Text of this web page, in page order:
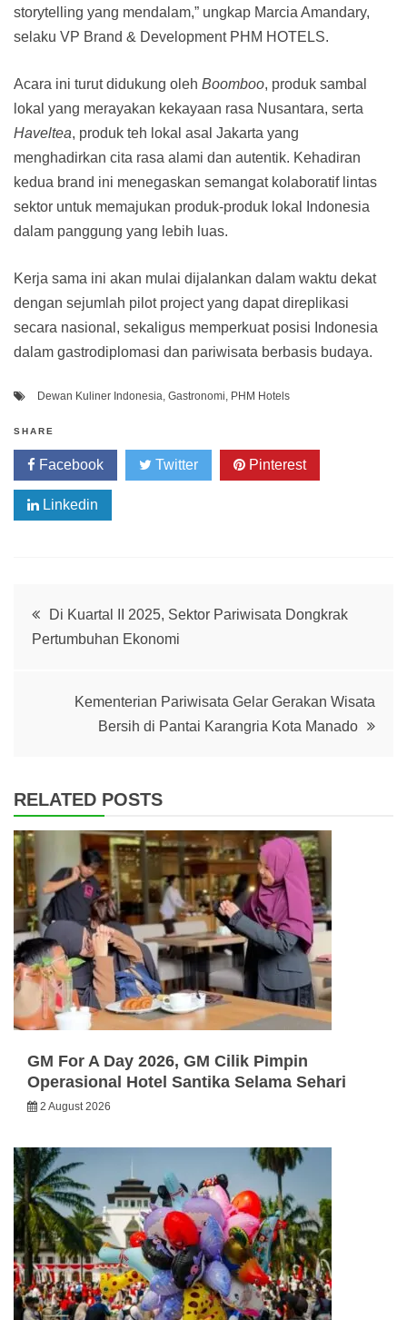
storytelling yang mendalam,” ungkap Marcia Amandary,
selaku VP Brand & Development PHM HOTELS.
Acara ini turut didukung oleh Boomboo, produk sambal
lokal yang merayakan kekayaan rasa Nusantara, serta
Haveltea, produk teh lokal asal Jakarta yang
menghadirkan cita rasa alami dan autentik. Kehadiran
kedua brand ini menegaskan semangat kolaboratif lintas
sektor untuk memajukan produk-produk lokal Indonesia
dalam panggung yang lebih luas.
Kerja sama ini akan mulai dijalankan dalam waktu dekat
dengan sejumlah pilot project yang dapat direplikasi
secara nasional, sekaligus memperkuat posisi Indonesia
dalam gastrodiplomasi dan pariwisata berbasis budaya.
Dewan Kuliner Indonesia, Gastronomi, PHM Hotels
SHARE
Facebook Twitter Pinterest
Linkedin
PostDi Kuartal II 2025, Sektor Pariwisata Dongkrak
Pertumbuhan Ekonomi
Kementerian Pariwisata Gelar Gerakan Wisata
Bersih di Pantai Karangria Kota Manado
RELATED POSTS
GM For A Day 2026, GM Cilik Pimpin
Operasional Hotel Santika Selama Sehari
2 August 2026